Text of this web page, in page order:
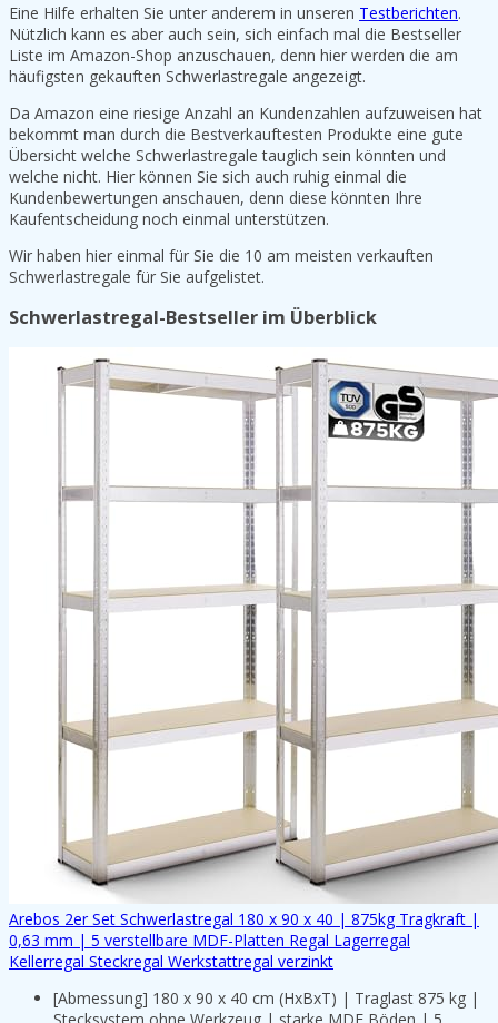
Eine Hilfe erhalten Sie unter anderem in unseren Testberichten.
Nützlich kann es aber auch sein, sich einfach mal die Bestseller
Liste im Amazon-Shop anzuschauen, denn hier werden die am
häufigsten gekauften Schwerlastregale angezeigt.
Da Amazon eine riesige Anzahl an Kundenzahlen aufzuweisen hat
bekommt man durch die Bestverkauftesten Produkte eine gute
Übersicht welche Schwerlastregale tauglich sein könnten und
welche nicht. Hier können Sie sich auch ruhig einmal die
Kundenbewertungen anschauen, denn diese könnten Ihre
Kaufentscheidung noch einmal unterstützen.
Wir haben hier einmal für Sie die 10 am meisten verkauften
Schwerlastregale für Sie aufgelistet.
Schwerlastregal-Bestseller im Überblick
Arebos 2er Set Schwerlastregal 180 x 90 x 40 | 875kg Tragkraft |
0,63 mm | 5 verstellbare MDF-Platten Regal Lagerregal
Kellerregal Steckregal Werkstattregal verzinkt
[Abmessung] 180 x 90 x 40 cm (HxBxT) | Traglast 875 kg |